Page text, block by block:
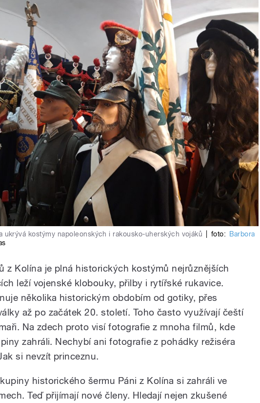
ukrývá kostýmy napoleonských i rakousko-uherských vojáků foto:
Barbora
z Kolína je plná historických kostýmů nejrůznějších
leží vojenské klobouky, přilby i rytířské rukavice.
několika historickým obdobím od gotiky, přes
až po začátek 20. století. Toho často využívají čeští
Na zdech proto visí fotografie z mnoha filmů, kde
zahráli. Nechybí ani fotografie z pohádky režiséra
si nevzít princeznu.
historického šermu Páni z Kolína si zahráli ve
Teď přijímají nové členy. Hledají nejen zkušené